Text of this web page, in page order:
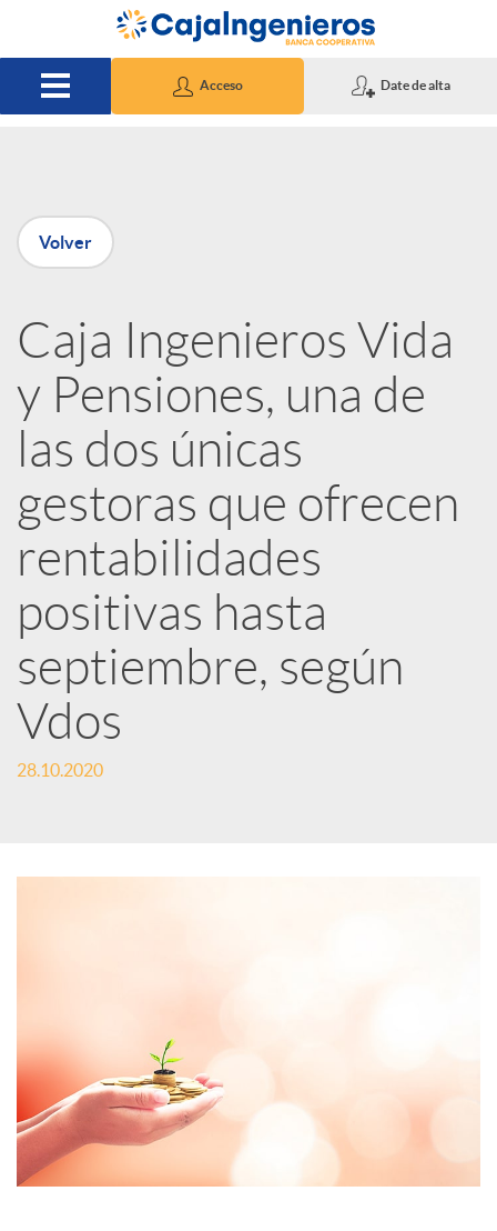
Saltar al contenido principal
Acceso Date de alta
P
u
b
l
i
c
a
d
o
c
o
n
Volver
Caja Ingenieros Vida
y Pensiones, una de
las dos únicas
gestoras que ofrecen
rentabilidades
positivas hasta
septiembre, según
Vdos
28.10.2020